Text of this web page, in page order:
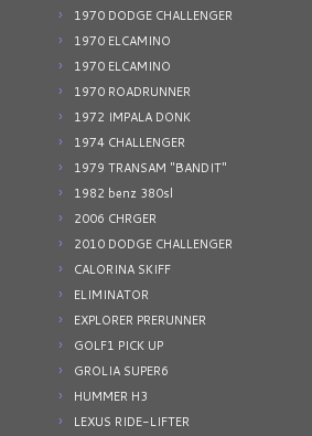
1970 DODGE CHALLENGER
1970 ELCAMINO
1970 ELCAMINO
1970 ROADRUNNER
1972 IMPALA DONK
1974 CHALLENGER
1979 TRANSAM "BANDIT"
1982 benz 380sl
2006 CHRGER
2010 DODGE CHALLENGER
CALORINA SKIFF
ELIMINATOR
EXPLORER PRERUNNER
GOLF1 PICK UP
GROLIA SUPER6
HUMMER H3
LEXUS RIDE-LIFTER